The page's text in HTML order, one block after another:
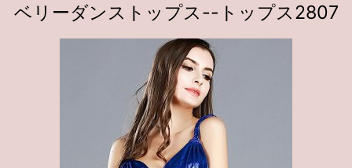
ベリーダンストップス--トップス2807